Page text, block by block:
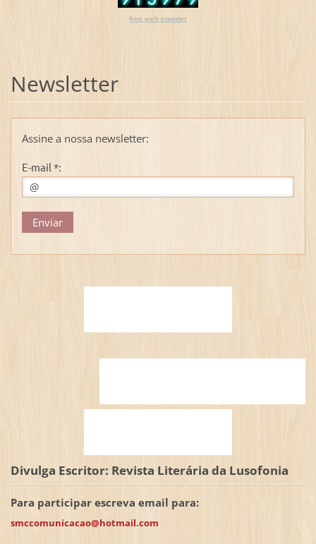
free web counter
Newsletter
Assine a nossa newsletter:
E-mail *:
Divulga Escritor: Revista Literária da Lusofonia
Para participar escreva email para:
smccomunicacao@hotmail.com